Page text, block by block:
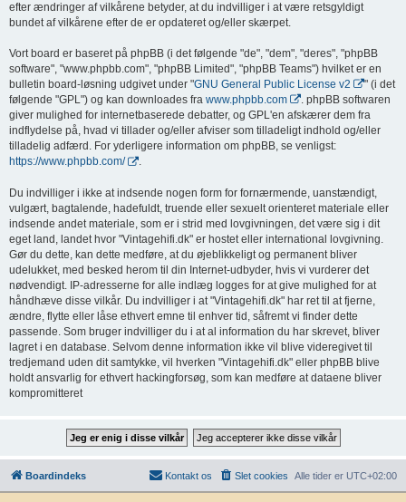
efter ændringer af vilkårene betyder, at du indvilliger i at være retsgyldigt
bundet af vilkårene efter de er opdateret og/eller skærpet.
Vort board er baseret på phpBB (i det følgende "de", "dem", "deres", "phpBB
software", "www.phpbb.com", "phpBB Limited", "phpBB Teams") hvilket er en
bulletin board-løsning udgivet under "GNU General Public License v2
" (i det
følgende "GPL") og kan downloades fra www.phpbb.com
. phpBB softwaren
giver mulighed for internetbaserede debatter, og GPL'en afskærer dem fra
indflydelse på, hvad vi tillader og/eller afviser som tilladeligt indhold og/eller
tilladelig adfærd. For yderligere information om phpBB, se venligst:
https://www.phpbb.com/
.
Du indvilliger i ikke at indsende nogen form for fornærmende, uanstændigt,
vulgært, bagtalende, hadefuldt, truende eller sexuelt orienteret materiale eller
indsende andet materiale, som er i strid med lovgivningen, det være sig i dit
eget land, landet hvor "Vintagehifi.dk" er hostet eller international lovgivning.
Gør du dette, kan dette medføre, at du øjeblikkeligt og permanent bliver
udelukket, med besked herom til din Internet-udbyder, hvis vi vurderer det
nødvendigt. IP-adresserne for alle indlæg logges for at give mulighed for at
håndhæve disse vilkår. Du indvilliger i at "Vintagehifi.dk" har ret til at fjerne,
ændre, flytte eller låse ethvert emne til enhver tid, såfremt vi finder dette
passende. Som bruger indvilliger du i at al information du har skrevet, bliver
lagret i en database. Selvom denne information ikke vil blive videregivet til
tredjemand uden dit samtykke, vil hverken "Vintagehifi.dk" eller phpBB blive
holdt ansvarlig for ethvert hackingforsøg, som kan medføre at dataene bliver
kompromitteret
Boardindeks Alle tider er UTC+02:00
Slet cookies
Kontakt os